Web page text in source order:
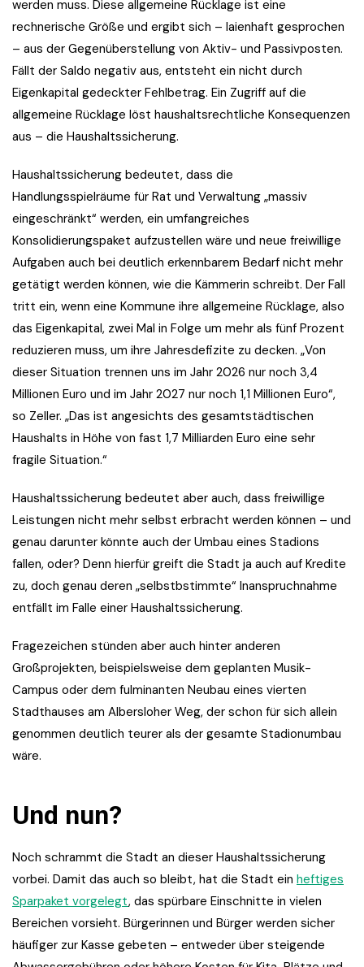
werden muss. Diese allgemeine Rücklage ist eine
rechnerische Größe und ergibt sich – laienhaft gesprochen
– aus der Gegenüberstellung von Aktiv- und Passivposten.
Fällt der Saldo negativ aus, entsteht ein nicht durch
Eigenkapital gedeckter Fehlbetrag. Ein Zugriff auf die
allgemeine Rücklage löst haushaltsrechtliche Konsequenzen
aus – die Haushaltssicherung.
Haushaltssicherung bedeutet, dass die
Handlungsspielräume für Rat und Verwaltung „massiv
eingeschränkt“ werden, ein umfangreiches
Konsolidierungspaket aufzustellen wäre und neue freiwillige
Aufgaben auch bei deutlich erkennbarem Bedarf nicht mehr
getätigt werden können, wie die Kämmerin schreibt. Der Fall
tritt ein, wenn eine Kommune ihre allgemeine Rücklage, also
das Eigenkapital, zwei Mal in Folge um mehr als fünf Prozent
reduzieren muss, um ihre Jahresdefizite zu decken. „Von
dieser Situation trennen uns im Jahr 2026 nur noch 3,4
Millionen Euro und im Jahr 2027 nur noch 1,1 Millionen Euro“,
so Zeller. „Das ist angesichts des gesamtstädtischen
Haushalts in Höhe von fast 1,7 Milliarden Euro eine sehr
fragile Situation.“
Haushaltssicherung bedeutet aber auch, dass freiwillige
Leistungen nicht mehr selbst erbracht werden können – und
genau darunter könnte auch der Umbau eines Stadions
fallen, oder? Denn hierfür greift die Stadt ja auch auf Kredite
zu, doch genau deren „selbstbstimmte“ Inanspruchnahme
entfällt im Falle einer Haushaltssicherung.
Fragezeichen stünden aber auch hinter anderen
Großprojekten, beispielsweise dem geplanten Musik-
Campus oder dem fulminanten Neubau eines vierten
Stadthauses am Albersloher Weg, der schon für sich allein
genommen deutlich teurer als der gesamte Stadionumbau
wäre.
Und nun?
Noch schrammt die Stadt an dieser Haushaltssicherung
vorbei. Damit das auch so bleibt, hat die Stadt ein heftiges
Sparpaket vorgelegt, das spürbare Einschnitte in vielen
Bereichen vorsieht. Bürgerinnen und Bürger werden sicher
häufiger zur Kasse gebeten – entweder über steigende